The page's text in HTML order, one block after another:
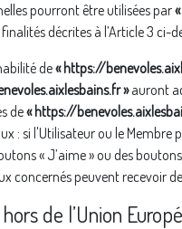
pourront être utilisées par
décrites à l’Article 3 ci-
de« https://
»auront
de« https://
: si l'Utilisateur ou le
« J’aime » ou des
concernés peuvent recevoir
de l’Union